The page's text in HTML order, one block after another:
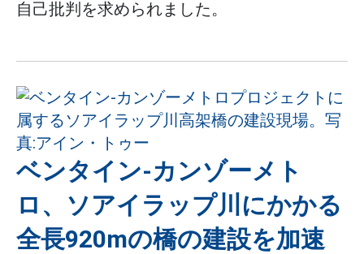
自己批判を求められました。
ベンタイン-カンゾーメト
ロ、ソアイラップ川にかかる
全長920mの橋の建設を加速